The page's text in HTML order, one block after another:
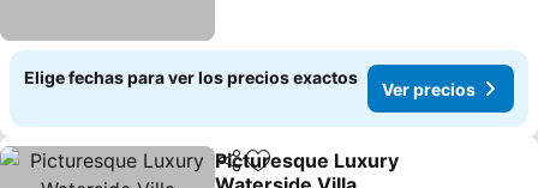
Elige fechas para ver los precios exactos
Ver precios
CompartirAgregar a favoritos
Picturesque Luxury